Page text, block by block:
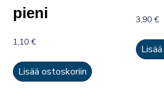
pieni
1,10€
Lisää ostoskoriin
3,90€